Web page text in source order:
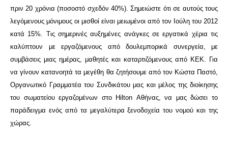
πριν 20 χρόνια (ποσοστό σχεδόν 40%). Σημειώστε ότι σε αυτούς τους
λεγόμενους μόνιμους οι μισθοί είναι μειωμένοι από τον Ιούλη του 2012
κατά 15%. Τις σημερινές αυξημένες ανάγκες σε εργατικά χέρια τις
καλύπτουν με εργαζόμενους από δουλεμπορικά συνεργεία, με
συμβάσεις μιας ημέρας, μαθητές και καταρτιζόμενους από ΚΕΚ. Για
να γίνουν κατανοητά τα μεγέθη θα ζητήσουμε από τον Κώστα Παστό,
Οργανωτικό Γραμματέα του Συνδικάτου μας και μέλος της διοίκησης
του σωματείου εργαζομένων στο Hilton Αθήνας, να μας δώσει το
παράδειγμα ενός από τα μεγαλύτερα ξενοδοχεία του νομού και της
χώρας.